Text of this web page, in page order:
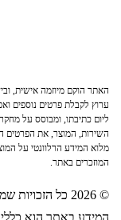
האתר הוקם מיוזמה אישית,
ערוץ לקבלת פרטים נוספים
ליום כתיבתו, ומבוסס על
השירות, המוצר, את הפרטים
מלוא המידע הרלוונטי על
המוזכרים באתר.
© 2026 כל הזכויות שמורות לשביל צדק